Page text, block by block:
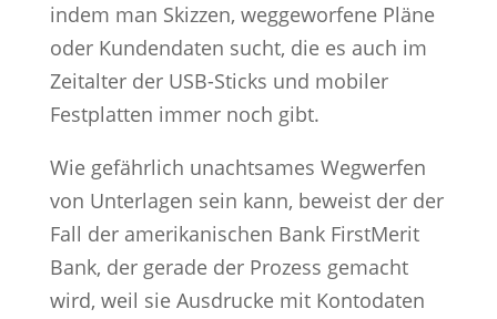
indem man Skizzen, weggeworfene Pläne
oder Kundendaten sucht, die es auch im
Zeitalter der USB-Sticks und mobiler
Festplatten immer noch gibt.
Wie gefährlich unachtsames Wegwerfen
von Unterlagen sein kann, beweist der der
Fall der amerikanischen Bank FirstMerit
Bank, der gerade der Prozess gemacht
wird, weil sie Ausdrucke mit Kontodaten